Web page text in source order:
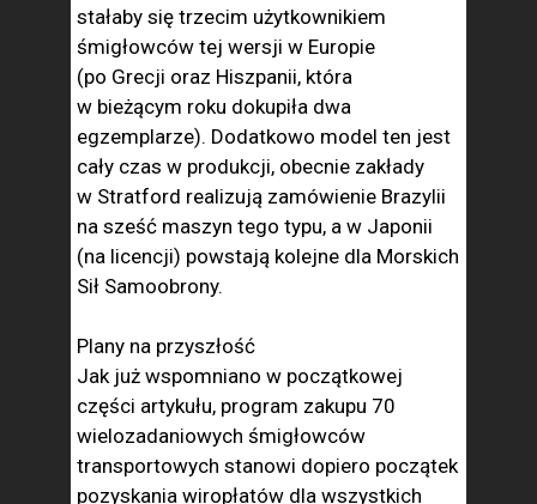
stałaby się trzecim użytkownikiem
śmigłowców tej wersji w Europie
(po Grecji oraz Hiszpanii, która
w bieżącym roku dokupiła dwa
egzemplarze). Dodatkowo model ten jest
cały czas w produkcji, obecnie zakłady
w Stratford realizują zamówienie Brazylii
na sześć maszyn tego typu, a w Japonii
(na licencji) powstają kolejne dla Morskich
Sił Samoobrony.
Plany na przyszłość
Jak już wspomniano w początkowej
części artykułu, program zakupu 70
wielozadaniowych śmigłowców
transportowych stanowi dopiero początek
pozyskania wiropłatów dla wszystkich